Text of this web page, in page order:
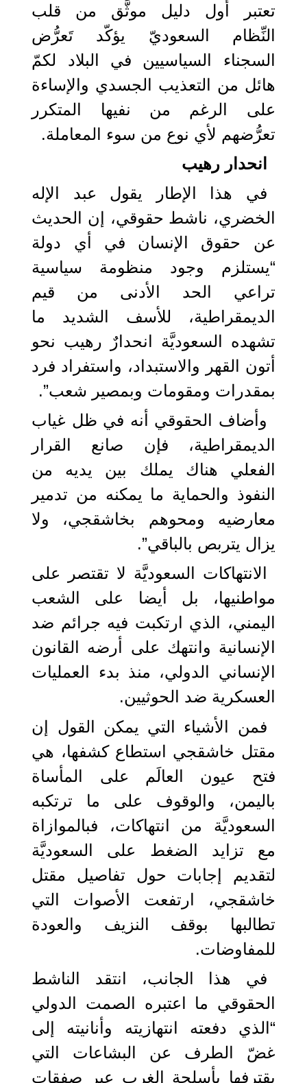
تعتبر أول دليل موثَّق من قلب
النِّظام السعوديّ يؤكّد تَعرُّض
السجناء السياسيين في البلاد لكمّ
هائل من التعذيب الجسدي والإساءة
على الرغم من نفيها المتكرر
تعرُّضهم لأي نوع من سوء المعاملة.
انحدار رهيب
في هذا الإطار يقول عبد الإله
الخضري، ناشط حقوقي، إن الحديث
عن حقوق الإنسان في أي دولة
“يستلزم وجود منظومة سياسية
تراعي الحد الأدنى من قيم
الديمقراطية، للأسف الشديد ما
تشهده السعوديَّة انحدارٌ رهيب نحو
أتون القهر والاستبداد، واستفراد فرد
بمقدرات ومقومات وبمصير شعب”.
وأضاف الحقوقي أنه في ظل غياب
الديمقراطية، فإن صانع القرار
الفعلي هناك يملك بين يديه من
النفوذ والحماية ما يمكنه من تدمير
معارضيه ومحوهم بخاشقجي، ولا
يزال يتربص بالباقي”.
الانتهاكات السعوديَّة لا تقتصر على
مواطنيها، بل أيضا على الشعب
اليمني، الذي ارتكبت فيه جرائم ضد
الإنسانية وانتهك على أرضه القانون
الإنساني الدولي، منذ بدء العمليات
العسكرية ضد الحوثيين.
فمن الأشياء التي يمكن القول إن
مقتل خاشقجي استطاع كشفها، هي
فتح عيون العالَم على المأساة
باليمن، والوقوف على ما ترتكبه
السعوديَّة من انتهاكات، فبالموازاة
مع تزايد الضغط على السعوديَّة
لتقديم إجابات حول تفاصيل مقتل
خاشقجي، ارتفعت الأصوات التي
تطالبها بوقف النزيف والعودة
للمفاوضات.
في هذا الجانب، انتقد الناشط
الحقوقي ما اعتبره الصمت الدولي
“الذي دفعته انتهازيته وأنانيته إلى
غضّ الطرف عن البشاعات التي
يقترفها بأسلحة الغرب عبر صفقات